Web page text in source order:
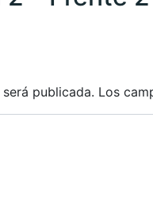
publicada. Los